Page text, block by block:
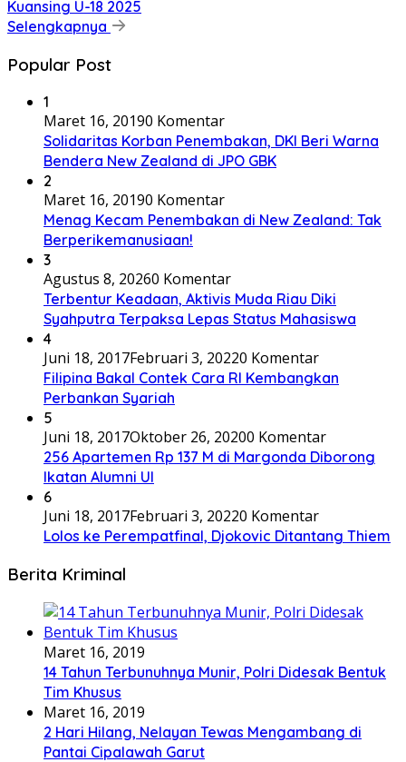
Kuansing U-18 2025
Selengkapnya
Popular Post
1
Maret 16, 20190 Komentar
Solidaritas Korban Penembakan, DKI Beri Warna
Bendera New Zealand di JPO GBK
2
Maret 16, 20190 Komentar
Menag Kecam Penembakan di New Zealand: Tak
Berperikemanusiaan!
3
Agustus 8, 20260 Komentar
Terbentur Keadaan, Aktivis Muda Riau Diki
Syahputra Terpaksa Lepas Status Mahasiswa
4
Juni 18, 2017Februari 3, 20220 Komentar
Filipina Bakal Contek Cara RI Kembangkan
Perbankan Syariah
5
Juni 18, 2017Oktober 26, 20200 Komentar
256 Apartemen Rp 137 M di Margonda Diborong
Ikatan Alumni UI
6
Juni 18, 2017Februari 3, 20220 Komentar
Lolos ke Perempatfinal, Djokovic Ditantang Thiem
Berita Kriminal
Maret 16, 2019
14 Tahun Terbunuhnya Munir, Polri Didesak Bentuk
Tim Khusus
Maret 16, 2019
2 Hari Hilang, Nelayan Tewas Mengambang di
Pantai Cipalawah Garut